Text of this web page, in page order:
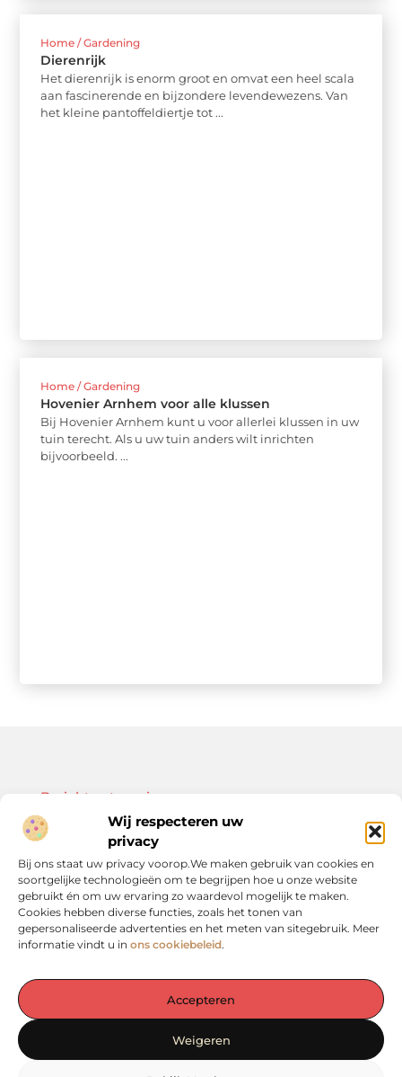
Wij respecteren uw
privacy
Bij ons staat uw privacy voorop.We maken gebruik van cookies en
soortgelijke technologieën om te begrijpen hoe u onze website
gebruikt én om uw ervaring zo waardevol mogelijk te maken.
Cookies hebben diverse functies, zoals het tonen van
gepersonaliseerde advertenties en het meten van sitegebruik. Meer
informatie vindt u in ons cookiebeleid.
Accepteren
Weigeren
Home / Gardening
Dierenrijk
Het dierenrijk is enorm groot en omvat een heel scala
aan fascinerende en bijzondere levendewezens. Van
het kleine pantoffeldiertje tot ...
Home / Gardening
Hovenier Arnhem voor alle klussen
Bij Hovenier Arnhem kunt u voor allerlei klussen in uw
tuin terecht. Als u uw tuin anders wilt inrichten
bijvoorbeeld. ...
— Laat je verrassen door waardevolle inzichten, praktische tips en
inspirerende verhalen. Alles op één rustige en overzichtelijke plek.
Onze informatie
Bericht categorie